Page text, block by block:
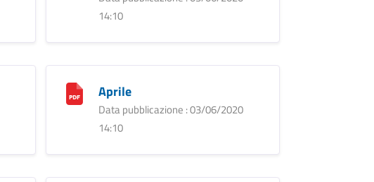
14:10
Aprile
Data pubblicazione : 03/06/2020
14:10